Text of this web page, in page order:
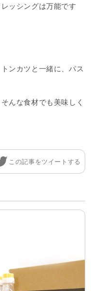
ッシングは万能です
ンカツと一緒に、パス
んな食材でも美味しく
この記事をツイートする